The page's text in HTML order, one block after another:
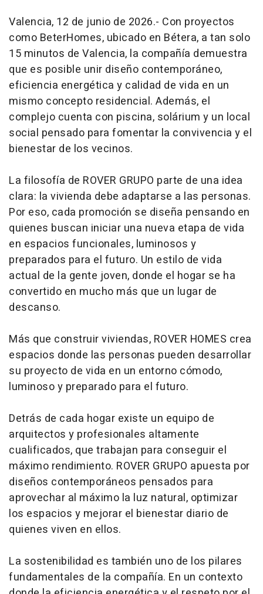
Valencia, 12 de junio de 2026.- Con proyectos
como BeterHomes, ubicado en Bétera, a tan solo
15 minutos de Valencia, la compañía demuestra
que es posible unir diseño contemporáneo,
eficiencia energética y calidad de vida en un
mismo concepto residencial. Además, el
complejo cuenta con piscina, solárium y un local
social pensado para fomentar la convivencia y el
bienestar de los vecinos.
La filosofía de ROVER GRUPO parte de una idea
clara: la vivienda debe adaptarse a las personas.
Por eso, cada promoción se diseña pensando en
quienes buscan iniciar una nueva etapa de vida
en espacios funcionales, luminosos y
preparados para el futuro. Un estilo de vida
actual de la gente joven, donde el hogar se ha
convertido en mucho más que un lugar de
descanso.
Más que construir viviendas, ROVER HOMES crea
espacios donde las personas pueden desarrollar
su proyecto de vida en un entorno cómodo,
luminoso y preparado para el futuro.
Detrás de cada hogar existe un equipo de
arquitectos y profesionales altamente
cualificados, que trabajan para conseguir el
máximo rendimiento. ROVER GRUPO apuesta por
diseños contemporáneos pensados para
aprovechar al máximo la luz natural, optimizar
los espacios y mejorar el bienestar diario de
quienes viven en ellos.
La sostenibilidad es también uno de los pilares
fundamentales de la compañía. En un contexto